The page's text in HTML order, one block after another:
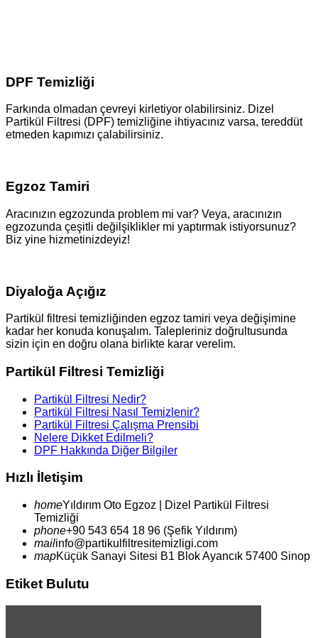
DPF Temizliği
Farkında olmadan çevreyi kirletiyor olabilirsiniz. Dizel
Partikül Filtresi (DPF) temizliğine ihtiyacınız varsa, tereddüt
etmeden kapımızı çalabilirsiniz.
Egzoz Tamiri
Aracınızın egzozunda problem mi var? Veya, aracınızın
egzozunda çeşitli değilşiklikler mi yaptırmak istiyorsunuz?
Biz yine hizmetinizdeyiz!
Diyaloğa Açığız
Partikül filtresi temizliğinden egzoz tamiri veya değişimine
kadar her konuda konuşalım. Talepleriniz doğrultusunda
sizin için en doğru olana birlikte karar verelim.
Partikül Filtresi Temizliği
Partikül Filtresi Nedir?
Partikül Filtresi Nasıl Temizlenir?
Partikül Filtresi Çalışma Prensibi
Nelere Dikket Edilmeli?
DPF Hakkında Diğer Bilgiler
Hızlı İletişim
homeYıldırım Oto Egzoz | Dizel Partikül Filtresi
Temizliği
phone+90 543 654 18 96 (Şefik Yıldırım)
mailinfo@partikulfiltresitemizligi.com
mapKüçük Sanayi Sitesi B1 Blok Ayancık 57400 Sinop
Etiket Bulutu